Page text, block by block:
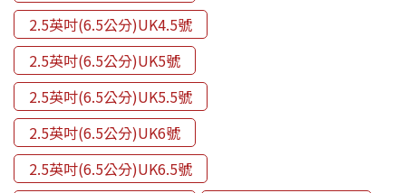
2.5英吋(6.5公分)UK4.5號
2.5英吋(6.5公分)UK5號
2.5英吋(6.5公分)UK5.5號
2.5英吋(6.5公分)UK6號
2.5英吋(6.5公分)UK6.5號